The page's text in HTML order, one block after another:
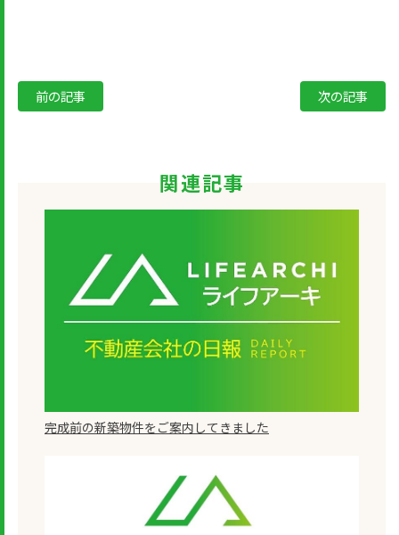
前の記事 次の記事
関連記事
完成前の新築物件をご案内してきました